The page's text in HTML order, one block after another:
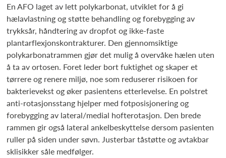
En AFO laget av lett polykarbonat, utviklet for å gi
hælavlastning og støtte behandling og forebygging av
trykksår, håndtering av dropfot og ikke-faste
plantarflexjonskontrakturer. Den gjennomsiktige
polykarbonatrammen gjør det mulig å overvåke hælen uten
å ta av ortosen. Foret leder bort fuktighet og skaper et
tørrere og renere miljø, noe som reduserer risikoen for
bakterievekst og øker pasientens etterlevelse. En polstret
anti-rotasjonsstang hjelper med fotposisjonering og
forebygging av lateral/medial hofterotasjon. Den brede
rammen gir også lateral ankelbeskyttelse dersom pasienten
ruller på siden under søvn. Justerbar tåstøtte og avtakbar
sklisikker såle medfølger.